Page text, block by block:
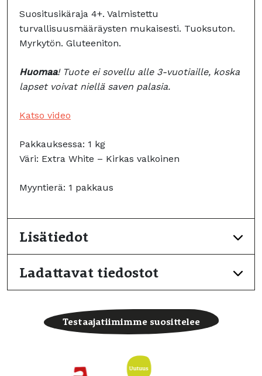
Suositusikäraja 4+. Valmistettu
turvallisuusmääräysten mukaisesti. Tuoksuton.
Myrkytön. Gluteeniton.
Huomaa! Tuote ei sovellu alle 3-vuotiaille, koska
lapset voivat niellä saven palasia.
Katso video
Pakkauksessa: 1 kg
Väri: Extra White – Kirkas valkoinen
Myyntierä: 1 pakkaus
Lisätiedot
Ladattavat tiedostot
Testaajatiimimme suosittelee